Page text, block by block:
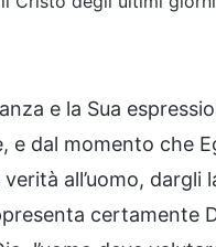
e la Sua
e dal momento che
all’uomo, dargli
certamente